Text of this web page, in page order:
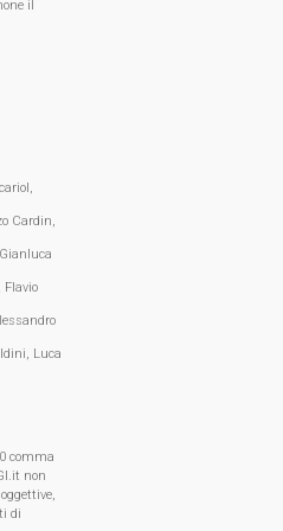
il
Cardin,
Flavio
Luca
comma
non
di